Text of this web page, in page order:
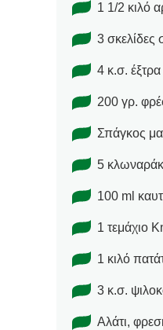
1 1/2 κιλό
3 σκελίδες
4 κ.σ.
200 γρ.
Σπάγκος
5
100 ml
1 τεμάχιο
1 κιλό
3 κ.σ.
Αλάτι,